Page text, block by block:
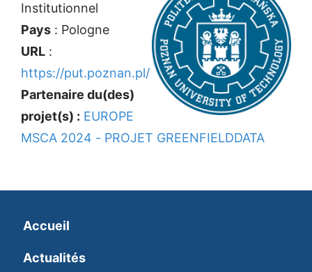
Institutionnel
Pays : Pologne
URL :
https://put.poznan.pl/
Partenaire du(des)
projet(s) : EUROPE
MSCA 2024 - PROJET GREENFIELDDATA
Accueil
Actualités